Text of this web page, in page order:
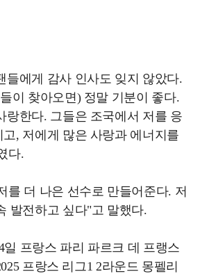
들에게 감사 인사도 잊지 않았다.
이 찾아오면) 정말 기분이 좋다.
랑한다. 그들은 조국에서 저를 응
, 저에게 많은 사랑과 에너지를
다.
를 더 나은 선수로 만들어준다. 저
발전하고 싶다"고 말했다.
일 프랑스 파리 파르크 데 프랭스
프랑스 리그1 2라운드 몽펠리